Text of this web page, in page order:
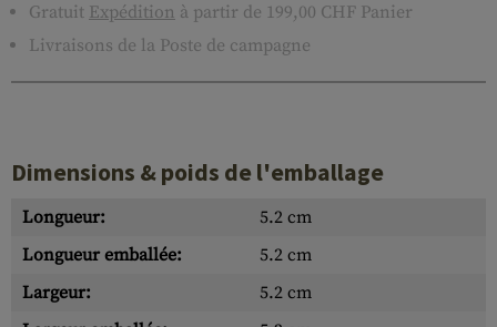
Gratuit Expédition à partir de 199,00 CHF Panier
Livraisons de la Poste de campagne
Dimensions & poids de l'emballage
Longueur:
5.2 cm
Longueur emballée:
5.2 cm
Largeur:
5.2 cm